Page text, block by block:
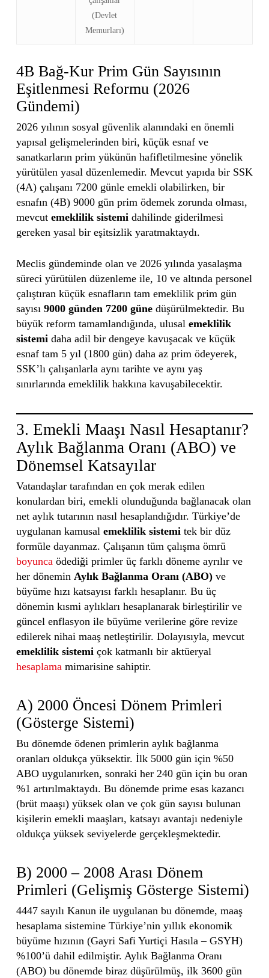
(Devlet
Memurları)
4B Bağ-Kur Prim Gün Sayısının
Eşitlenmesi Reformu (2026
Gündemi)
2026 yılının sosyal güvenlik alanındaki en önemli
yapısal gelişmelerinden biri, küçük esnaf ve
sanatkarların prim yükünün hafifletilmesine yönelik
yürütülen yasal düzenlemedir. Mevcut yapıda bir SSK
(4A) çalışanı 7200 günle emekli olabilirken, bir
esnafın (4B) 9000 gün prim ödemek zorunda olması,
mevcut emeklilik sistemidahilinde giderilmesi
gereken yasal bir eşitsizlik yaratmaktaydı.
Meclis gündeminde olan ve 2026 yılında yasalaşma
süreci yürütülen düzenleme ile, 10 ve altında personel
çalıştıran küçük esnafların tam emeklilik prim gün
sayısı 9000 günden 7200 günedüşürülmektedir. Bu
büyük reform tamamlandığında, ulusal emeklilik
sistemidaha adil bir dengeye kavuşacak ve küçük
esnaf tam 5 yıl (1800 gün) daha az prim ödeyerek,
SSK’lı çalışanlarla aynı tarihte ve aynı yaş
sınırlarında emeklilik hakkına kavuşabilecektir.
3. Emekli Maaşı Nasıl Hesaptanır?
Aylık Bağlanma Oranı (ABO) ve
Dönemsel Katsayılar
Vatandaşlar tarafından en çok merak edilen
konulardan biri, emekli olunduğunda bağlanacak olan
net aylık tutarının nasıl hesaplandığıdır. Türkiye’de
uygulanan kamusal emeklilik sistemitek bir düz
formüle dayanmaz. Çalışanın tüm çalışma ömrü
boyunca ödediği primler üç farklı döneme ayrılır ve
her dönemin Aylık Bağlanma Oranı (ABO)ve
büyüme hızı katsayısı farklı hesaplanır. Bu üç
dönemin kısmi aylıkları hesaplanarak birleştirilir ve
güncel enflasyon ile büyüme verilerine göre revize
edilerek nihai maaş netleştirilir. Dolayısıyla, mevcut
emeklilik sistemiçok katmanlı bir aktüeryal
hesaplama mimarisine sahiptir.
A) 2000 Öncesi Dönem Primleri
(Gösterge Sistemi)
Bu dönemde ödenen primlerin aylık bağlanma
oranları oldukça yüksektir. İlk 5000 gün için %50
ABO uygulanırken, sonraki her 240 gün için bu oran
%1 artırılmaktaydı. Bu dönemde prime esas kazancı
(brüt maaşı) yüksek olan ve çok gün sayısı bulunan
kişilerin emekli maaşları, katsayı avantajı nedeniyle
oldukça yüksek seviyelerde gerçekleşmektedir.
B) 2000 – 2008 Arası Dönem
Primleri (Gelişmiş Gösterge Sistemi)
4447 sayılı Kanun ile uygulanan bu dönemde, maaş
hesaplama sistemine Türkiye’nin yıllık ekonomik
büyüme hızının (Gayri Safi Yurtiçi Hasıla – GSYH)
%100’ü dahil edilmiştir. Aylık Bağlanma Oranı
(ABO) bu dönemde biraz düşürülmüş, ilk 3600 gün